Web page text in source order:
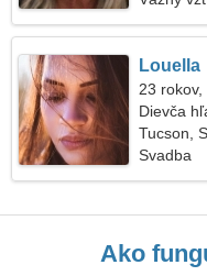
Louella
23
Dievča
Tucson,
Svadba
Ako